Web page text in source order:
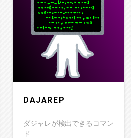
DAJAREP
ダジャレが検出できるコマン
ド